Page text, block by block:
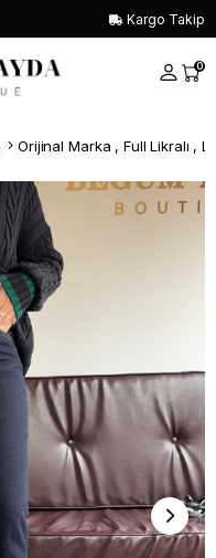
Kargo Takip
0
Orijinal Marka , Full Likralı ,